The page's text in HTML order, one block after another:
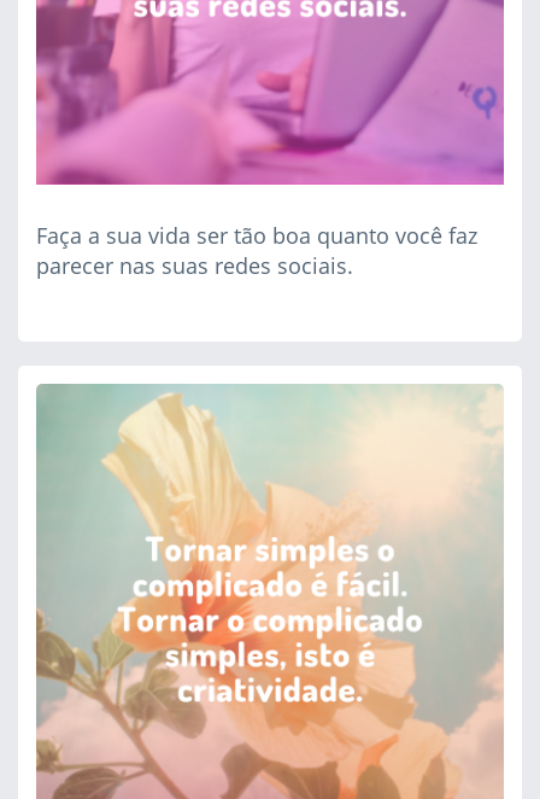
Faça a sua vida ser tão boa quanto você faz
parecer nas suas redes sociais.